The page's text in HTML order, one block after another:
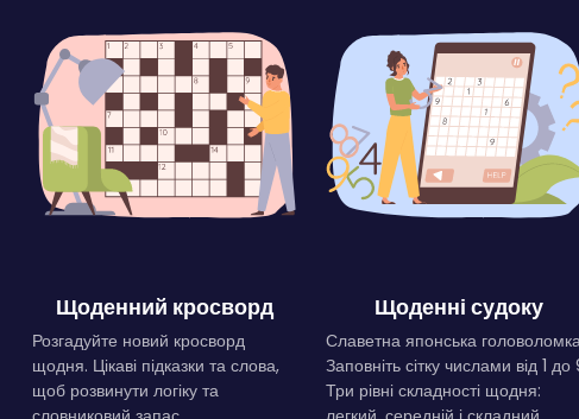
Щоденний кросворд
Розгадуйте новий кросворд
щодня. Цікаві підказки та слова,
щоб розвинути логіку та
Щоденні судоку
Славетна японська
Заповніть сітку числами від 1 до
Три рівні складності щодня: